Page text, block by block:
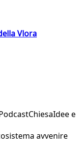
Vlora
ChiesaIdee e
avvenire